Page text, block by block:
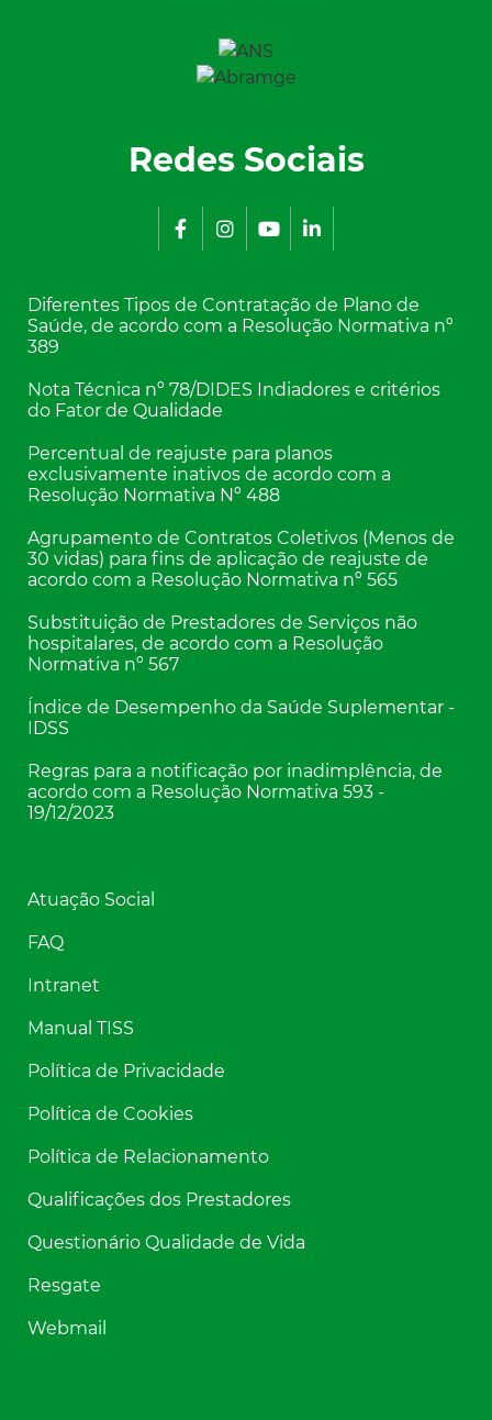
Redes Sociais
Diferentes Tipos de Contratação de Plano de
Saúde, de acordo com a Resolução Normativa nº
389
Nota Técnica nº 78/DIDES Indiadores e critérios
do Fator de Qualidade
Percentual de reajuste para planos
exclusivamente inativos de acordo com a
Resolução Normativa Nº 488
Agrupamento de Contratos Coletivos (Menos de
30 vidas) para fins de aplicação de reajuste de
acordo com a Resolução Normativa nº 565
Substituição de Prestadores de Serviços não
hospitalares, de acordo com a Resolução
Normativa nº 567
Índice de Desempenho da Saúde Suplementar -
IDSS
Regras para a notificação por inadimplência, de
acordo com a Resolução Normativa 593 -
19/12/2023
Atuação Social
FAQ
Intranet
Manual TISS
Política de Privacidade
Política de Cookies
Política de Relacionamento
Qualificações dos Prestadores
Questionário Qualidade de Vida
Resgate
Webmail